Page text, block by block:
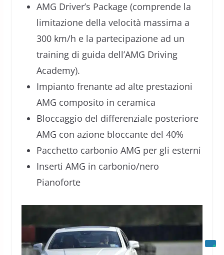
AMG Driver’s Package (comprende la
limitazione della velocità massima a
300 km/h e la partecipazione ad un
training di guida dell’AMG Driving
Academy).
Impianto frenante ad alte prestazioni
AMG composito in ceramica
Bloccaggio del differenziale posteriore
AMG con azione bloccante del 40%
Pacchetto carbonio AMG per gli esterni
Inserti AMG in carbonio/nero
Pianoforte